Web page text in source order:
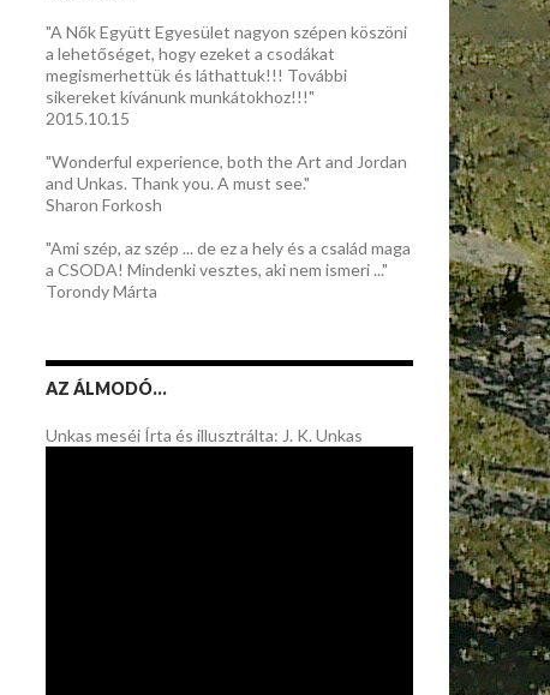
"A Nők Együtt Egyesület nagyon szépen köszöni
a lehetőséget, hogy ezeket a csodákat
megismerhettük és láthattuk!!! További
sikereket kívánunk munkátokhoz!!!"
2015.10.15
"Wonderful experience, both the Art and Jordan
and Unkas. Thank you. A must see."
Sharon Forkosh
"Ami szép, az szép ... de ez a hely és a család maga
a CSODA! Mindenki vesztes, aki nem ismeri ..."
Torondy Márta
AZ ÁLMODÓ…
Unkas meséi Írta és illusztrálta: J. K. Unkas